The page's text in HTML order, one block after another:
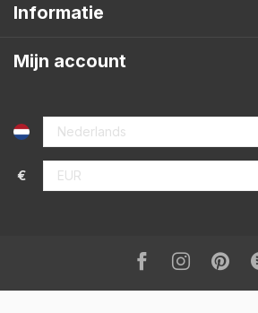
Informatie
Mijn account
€